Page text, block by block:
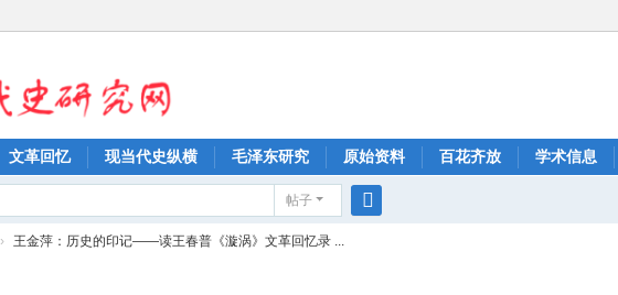
文革回忆 现当代史纵横 毛泽东研究 原始资料 百花齐放 学术信息
帖子
› 王金萍：历史的印记——读王春普《漩涡》文革回忆录 ...